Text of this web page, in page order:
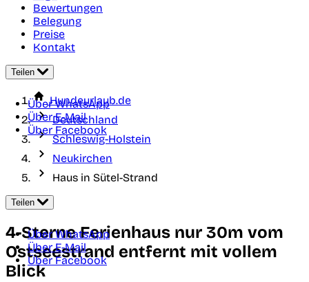
Bewertungen
Belegung
Preise
Kontakt
Teilen
Über WhatsApp
Über E-Mail
Über Facebook
Hundeurlaub.de
Deutschland
Schleswig-Holstein
Neukirchen
Haus in Sütel-Strand
Teilen
Über WhatsApp
Über E-Mail
Über Facebook
4-Sterne Ferienhaus nur 30m vom
Ostseestrand entfernt mit vollem
Blick